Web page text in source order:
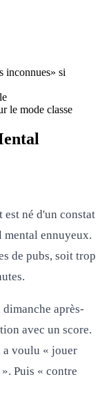
inconnues» si
le mode classe
est né d'un constat
ennuyeux.
de pubs, soit trop
après-
avec un score.
a voulu « jouer
Puis « contre